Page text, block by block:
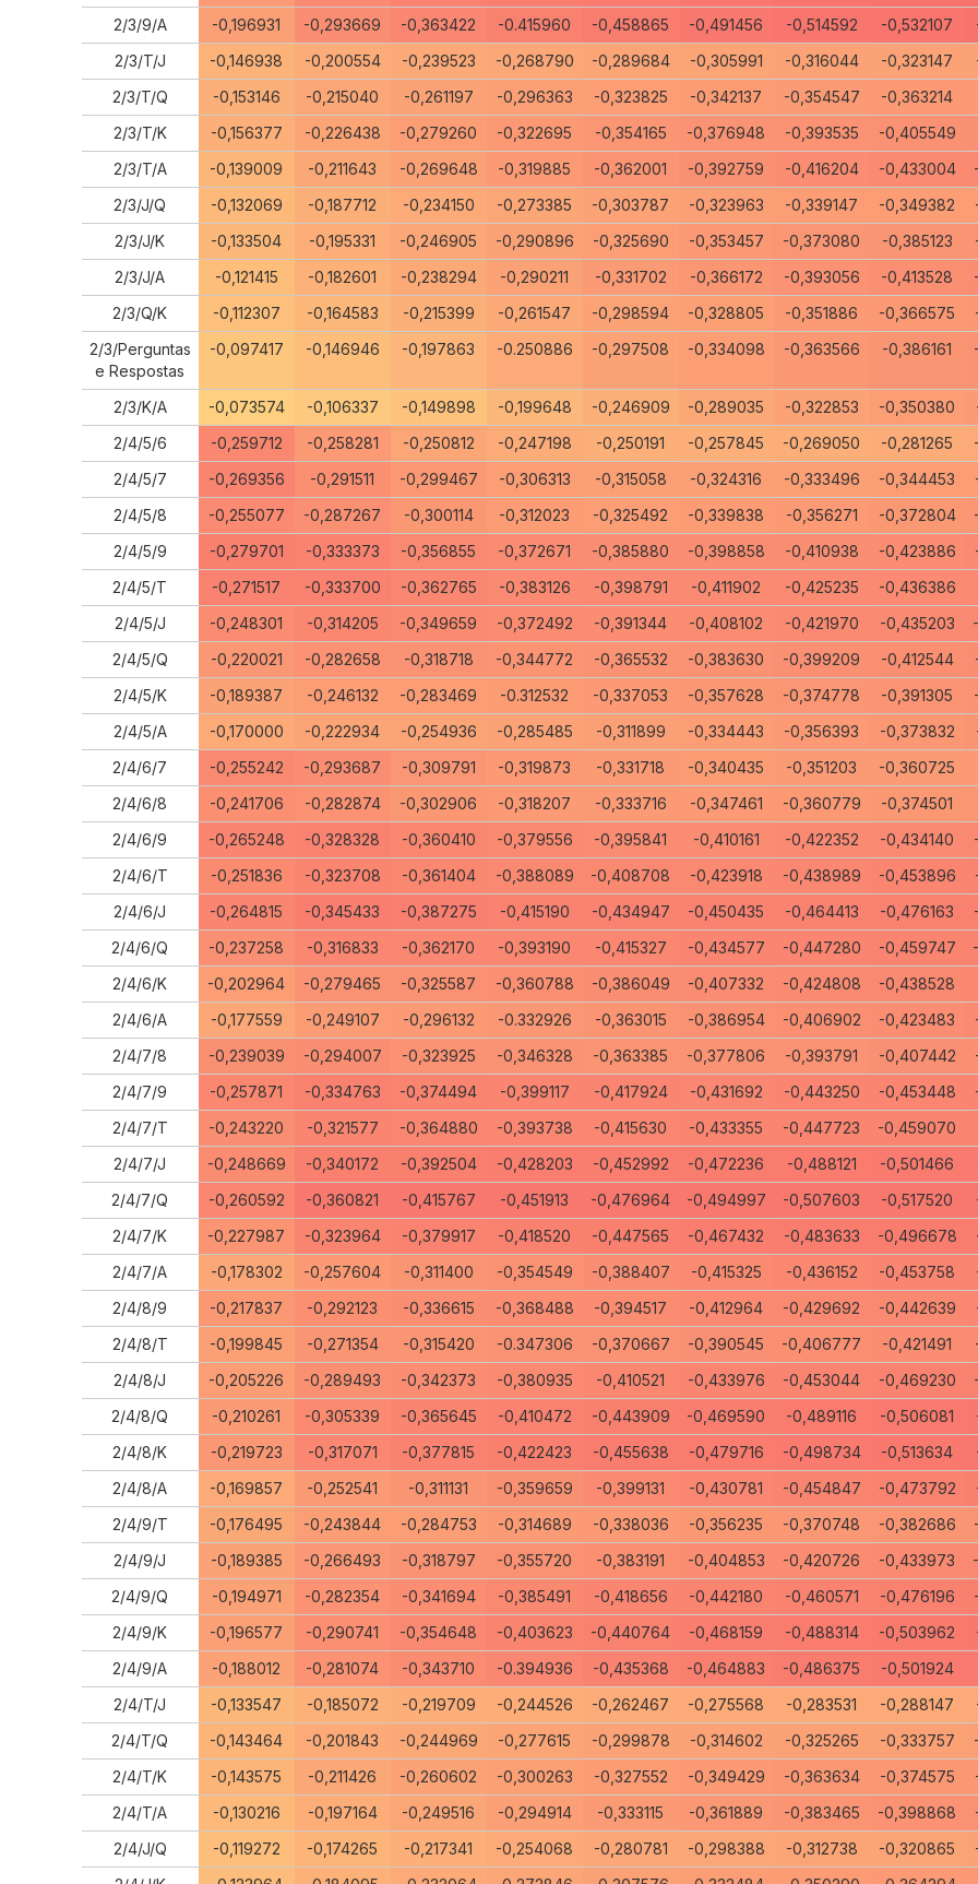
2/3/9/A
-0,196931 -0,293669 -0,363422 -0.415960 -0,458865 -0,491456 -0,514592 -0,532107
2/3/T/J
-0,146938 -0,200554 -0,239523 -0,268790 -0,289684 -0,305991 -0,316044 -0,323147
2/3/T/Q
-0,153146 -0,215040 -0,261197 -0,296363 -0,323825 -0,342137 -0,354547 -0,363214
2/3/T/K
-0,156377 -0,226438 -0,279260 -0,322695 -0,354165 -0,376948 -0,393535 -0,405549
2/3/T/A
-0,139009 -0,211643 -0,269648 -0,319885 -0,362001 -0,392759 -0,416204 -0,433004
2/3/J/Q
-0,132069 -0,187712 -0,234150 -0,273385 -0,303787 -0,323963 -0,339147 -0,349382
2/3/J/K
-0,133504 -0,195331 -0,246905 -0,290896 -0,325690 -0,353457 -0,373080 -0,385123
2/3/J/A
-0,121415 -0,182601 -0,238294 -0,290211 -0,331702 -0,366172 -0,393056 -0,413528
2/3/Q/K
-0,112307 -0,164583 -0,215399 -0,261547 -0,298594 -0,328805 -0,351886 -0,366575
2/3/Perguntas
e Respostas
-0,097417 -0,146946 -0,197863 -0.250886 -0,297508 -0,334098 -0,363566 -0,386161
2/3/K/A -0,073574 -0,106337 -0,149898 -0,199648 -0,246909 -0,289035 -0,322853 -0,350380
2/4/5/6
-0,259712 -0,258281 -0,250812 -0,247198 -0,250191 -0,257845 -0,269050 -0,281265
2/4/5/7
-0,269356 -0,291511 -0,299467 -0,306313 -0,315058 -0,324316 -0,333496 -0,344453
2/4/5/8
-0,255077 -0,287267 -0,300114 -0,312023 -0,325492 -0,339838 -0,356271 -0,372804
2/4/5/9
-0,279701 -0,333373 -0,356855 -0,372671 -0,385880 -0,398858 -0,410938 -0,423886
2/4/5/T
-0,271517 -0,333700 -0,362765 -0,383126 -0,398791 -0,411902 -0,425235 -0,436386
2/4/5/J
-0,248301 -0,314205 -0,349659 -0,372492 -0,391344 -0,408102 -0,421970 -0,435203
2/4/5/Q
-0,220021 -0,282658 -0,318718 -0,344772 -0,365532 -0,383630 -0,399209 -0,412544
2/4/5/K
-0,189387 -0,246132 -0,283469 -0.312532 -0,337053 -0,357628 -0,374778 -0,391305
2/4/5/A
-0,170000 -0,222934 -0,254936 -0,285485 -0,311899 -0,334443 -0,356393 -0,373832
2/4/6/7
-0,255242 -0,293687 -0,309791 -0,319873 -0,331718 -0,340435 -0,351203 -0,360725
2/4/6/8
-0,241706 -0,282874 -0,302906 -0,318207 -0,333716 -0,347461 -0,360779 -0,374501
2/4/6/9
-0,265248 -0,328328 -0,360410 -0,379556 -0,395841 -0,410161 -0,422352 -0,434140
2/4/6/T
-0,251836 -0,323708 -0,361404 -0,388089 -0,408708 -0,423918 -0,438989 -0,453896
2/4/6/J
-0,264815 -0,345433 -0,387275 -0,415190 -0,434947 -0,450435 -0,464413 -0,476163
2/4/6/Q
-0,237258 -0,316833 -0,362170 -0,393190 -0,415327 -0,434577 -0,447280 -0,459747
2/4/6/K
-0,202964 -0,279465 -0,325587 -0,360788 -0,386049 -0,407332 -0,424808 -0,438528
2/4/6/A
-0,177559 -0,249107 -0,296132 -0.332926 -0,363015 -0,386954 -0,406902 -0,423483
2/4/7/8
-0,239039 -0,294007 -0,323925 -0,346328 -0,363385 -0,377806 -0,393791 -0,407442
2/4/7/9
-0,257871 -0,334763 -0,374494 -0,399117 -0,417924 -0,431692 -0,443250 -0,453448
2/4/7/T
-0,243220 -0,321577 -0,364880 -0,393738 -0,415630 -0,433355 -0,447723 -0,459070
2/4/7/J
-0,248669 -0,340172 -0,392504 -0,428203 -0,452992 -0,472236 -0,488121 -0,501466
2/4/7/Q
-0,260592 -0,360821 -0,415767 -0,451913 -0,476964 -0,494997 -0,507603 -0,517520
2/4/7/K
-0,227987 -0,323964 -0,379917 -0,418520 -0,447565 -0,467432 -0,483633 -0,496678
2/4/7/A
-0,178302 -0,257604 -0,311400 -0,354549 -0,388407 -0,415325 -0,436152 -0,453758
2/4/8/9
-0,217837 -0,292123 -0,336615 -0,368488 -0,394517 -0,412964 -0,429692 -0,442639
2/4/8/T
-0,199845 -0,271354 -0,315420 -0.347306 -0,370667 -0,390545 -0,406777 -0,421491
2/4/8/J
-0,205226 -0,289493 -0,342373 -0,380935 -0,410521 -0,433976 -0,453044 -0,469230
2/4/8/Q
-0,210261 -0,305339 -0,365645 -0,410472 -0,443909 -0,469590 -0,489116 -0,506081
2/4/8/K
-0,219723 -0,317071 -0,377815 -0,422423 -0,455638 -0,479716 -0,498734 -0,513634
2/4/8/A
-0,169857 -0,252541 -0,311131 -0,359659 -0,399131 -0,430781 -0,454847 -0,473792
2/4/9/T
-0,176495 -0,243844 -0,284753 -0,314689 -0,338036 -0,356235 -0,370748 -0,382686
2/4/9/J
-0,189385 -0,266493 -0,318797 -0,355720 -0,383191 -0,404853 -0,420726 -0,433973
2/4/9/Q
-0,194971 -0,282354 -0,341694 -0,385491 -0,418656 -0,442180 -0,460571 -0,476196
2/4/9/K
-0,196577 -0,290741 -0,354648 -0,403623 -0,440764 -0,468159 -0,488314 -0,503962
2/4/9/A
-0,188012 -0,281074 -0,343710 -0.394936 -0,435368 -0,464883 -0,486375 -0,501924
2/4/T/J
-0,133547 -0,185072 -0,219709 -0,244526 -0,262467 -0,275568 -0,283531 -0,288147
2/4/T/Q
-0,143464 -0,201843 -0,244969 -0,277615 -0,299878 -0,314602 -0,325265 -0,333757
2/4/T/K
-0,143575 -0,211426 -0,260602 -0,300263 -0,327552 -0,349429 -0,363634 -0,374575
2/4/T/A
-0,130216 -0,197164 -0,249516 -0,294914 -0,333115 -0,361889 -0,383465 -0,398868
2/4/J/Q
-0,119272 -0,174265 -0,217341 -0,254068 -0,280781 -0,298388 -0,312738 -0,320865